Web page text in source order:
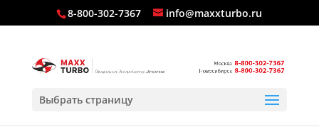
8-800-302-7367 info@maxxturbo.ru
Выбрать страницу